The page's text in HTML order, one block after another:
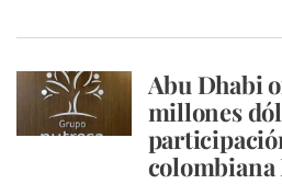
Abu Dhabi
millones
colombiana